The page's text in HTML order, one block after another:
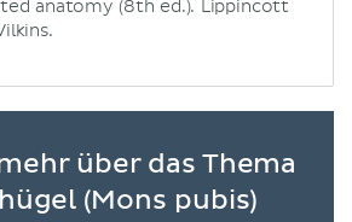
anatomy (8th ed.). Lippincott
über das Thema
(Mons pubis)